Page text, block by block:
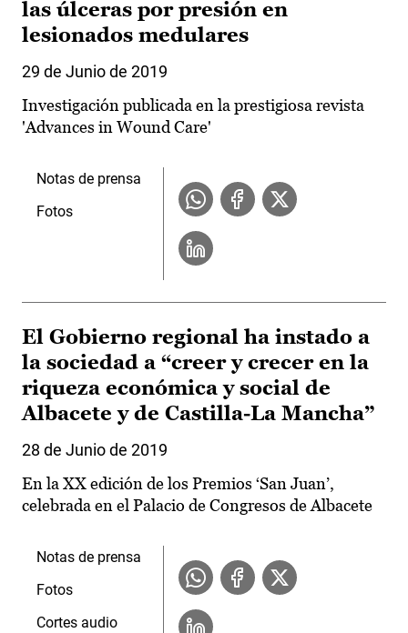
las úlceras por presión en
lesionados medulares
29 de Junio de 2019
Investigación publicada en la prestigiosa revista
'Advances in Wound Care'
Notas de prensa
Fotos
El Gobierno regional ha instado a
la sociedad a “creer y crecer en la
riqueza económica y social de
Albacete y de Castilla-La Mancha”
28 de Junio de 2019
En la XX edición de los Premios ‘San Juan’,
celebrada en el Palacio de Congresos de Albacete
Notas de prensa
Fotos
Cortes audio